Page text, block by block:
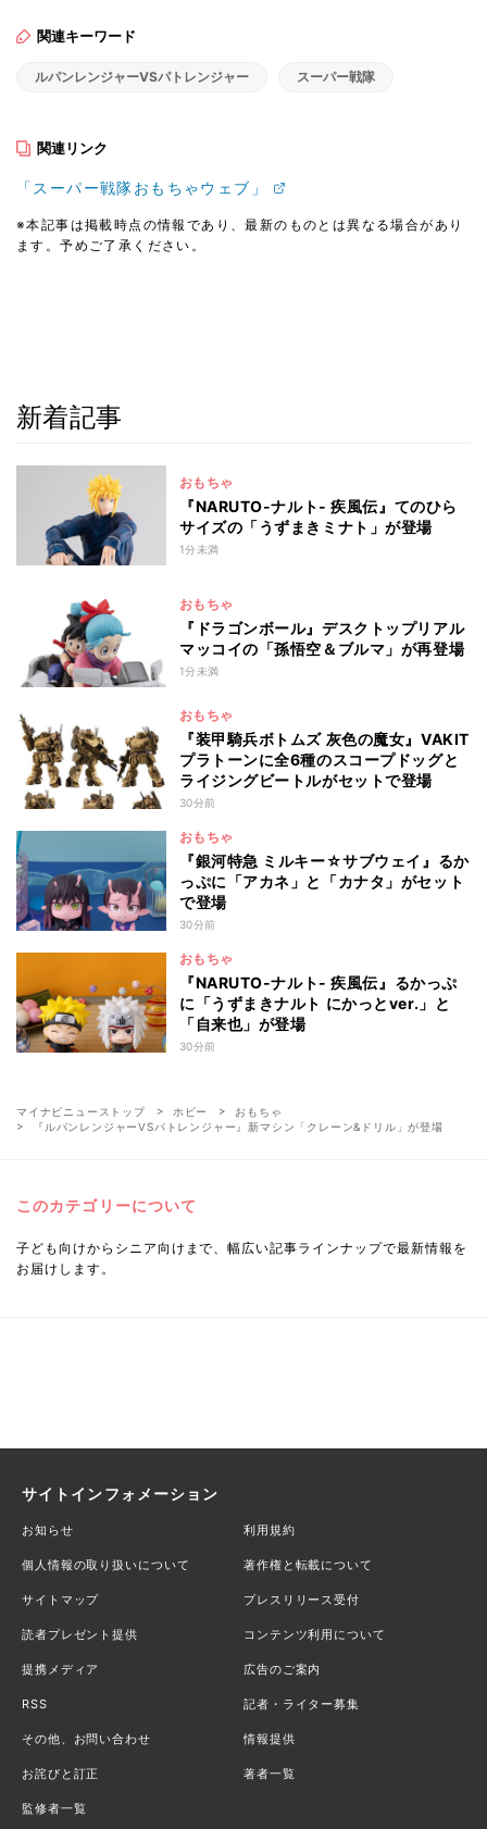
関連キーワード
ルパンレンジャーVSパトレンジャー スーパー戦隊
関連リンク
「スーパー戦隊おもちゃウェブ」
※本記事は掲載時点の情報であり、最新のものとは異なる場合があり
ます。予めご了承ください。
新着記事
おもちゃ
『NARUTO-ナルト- 疾風伝』てのひら
サイズの「うずまきミナト」が登場
1分未満
おもちゃ
『ドラゴンボール』デスクトップリアル
マッコイの「孫悟空＆ブルマ」が再登場
1分未満
おもちゃ
『装甲騎兵ボトムズ 灰色の魔女』VAKIT
プラトーンに全6種のスコープドッグと
ライジングビートルがセットで登場
30分前
おもちゃ
『銀河特急 ミルキー☆サブウェイ』るか
っぷに「アカネ」と「カナタ」がセット
で登場
30分前
おもちゃ
『NARUTO-ナルト- 疾風伝』るかっぷ
に「うずまきナルト にかっとver.」と
「自来也」が登場
30分前
マイナビニューストップ ホビー
おもちゃ
『ルパンレンジャーVSパトレンジャー』新マシン「クレーン&ドリル」が登場
このカテゴリーについて
子ども向けからシニア向けまで、幅広い記事ラインナップで最新情報を
お届けします。
サイトインフォメーション
お知らせ 利用規約
個人情報の取り扱いについて 著作権と転載について
サイトマップ プレスリリース受付
読者プレゼント提供 コンテンツ利用について
提携メディア 広告のご案内
RSS 記者・ライター募集
その他、お問い合わせ 情報提供
お詫びと訂正 著者一覧
監修者一覧